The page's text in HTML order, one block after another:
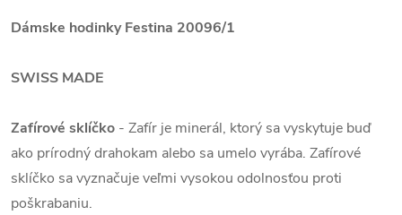
Dámske hodinky Festina 20096/1
SWISS MADE
Zafírové sklíčko - Zafír je minerál, ktorý sa vyskytuje buď
ako prírodný drahokam alebo sa umelo vyrába. Zafírové
sklíčko sa vyznačuje veľmi vysokou odolnosťou proti
poškrabaniu.